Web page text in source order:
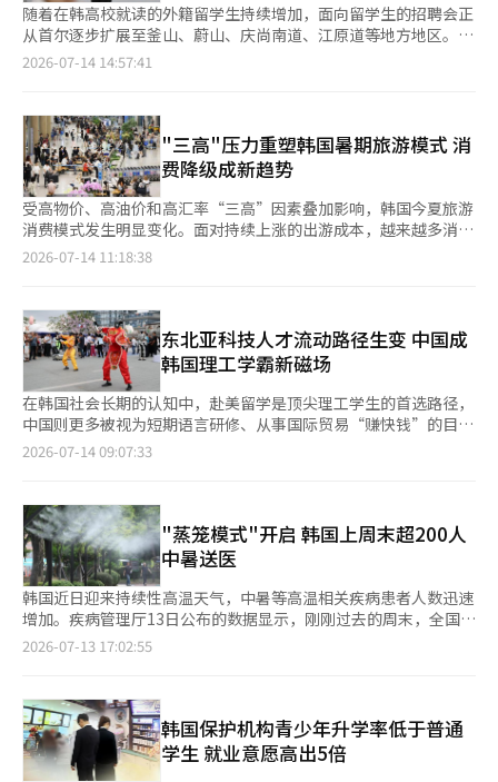
随着在韩高校就读的外籍留学生持续增加，面向留学生的招聘会正
从首尔逐步扩展至釜山、蔚山、庆尚南道、江原道等地方地区。韩
国正从“吸引留学生”迈向“留住留学生”，力图帮助更多外籍留
销等领域，“留学后就业”逐渐成为韩国留学的重要组成部分。
韩国教育部数据显示，2025年韩国高等教育机构外籍留学生人数
达25.3万人，同比增长21.3%，其中攻读学位课程的学生占比提升
至70.
2026-07-14 14:57:41
"三高"压力重塑韩国暑期旅游模式 消
费降级成新趋势
受高物价、高油价和高汇率“三高”因素叠加影响，韩国今夏旅游
消费模式发生明显变化。面对持续上涨的出游成本，越来越多消费
者选择缩短出行距离、减少停留时间，并偏好价格更低的住宿产
的消费者物价指数。国际机票价格同比上涨28.2%，跟团旅游产品
价格上涨24.3%。业内分析认为，中东局势推高国际油价，航空燃
油附加费居高不下，是旅游成本大幅增加的重要原因。 目前，仁
2026-07-14 11:18:38
东北亚科技人才流动路径生变 中国成
韩国理工学霸新磁场
在韩国社会长期的认知中，赴美留学是顶尖理工学生的首选路径，
中国则更多被视为短期语言研修、从事国际贸易“赚快钱”的目的
地。然而近年来，越来越多韩国优秀理工科学生开始主动申请中国
人才流动路径正在悄然发生变化。韩国教育界和科技界开始意识
到，中国不仅是全球制造业大国，也正成为最具吸引力的科技人才
集聚地之一。 据多家韩媒报道，在多项学习竞赛中崭露头角的韩
国学生金承贤（音）和多数尖
2026-07-14 09:07:33
"蒸笼模式"开启 韩国上周末超200人
中暑送医
韩国近日迎来持续性高温天气，中暑等高温相关疾病患者人数迅速
增加。疾病管理厅13日公布的数据显示，刚刚过去的周末，全国共
有203人因热射病、热衰竭等高温相关疾病前往急诊室就医。 数据
管理厅自今年5月15日起，联合全国516家医疗机构启动“2026年
高温相关疾病急诊监测体系”。由于今年6月中旬高温来袭较早，
但下旬受高空冷空气影响，气温一度回落至常年水平，因此截至本
月10日，全
2026-07-13 17:02:55
韩国保护机构青少年升学率低于普通
学生 就业意愿高出5倍